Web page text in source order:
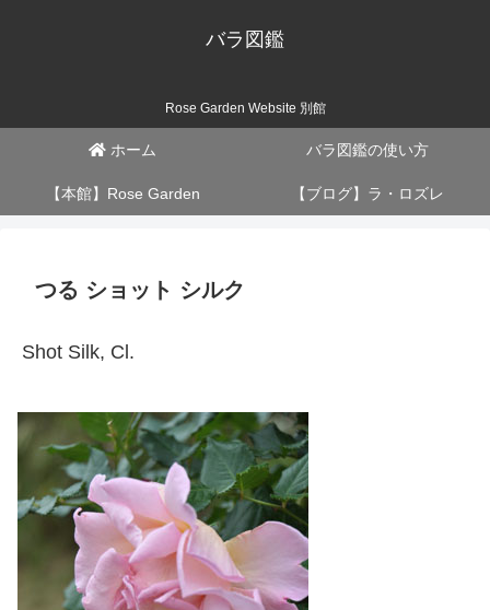
バラ図鑑
Rose Garden Website 別館
ホーム バラ図鑑の使い方
【本館】Rose Garden 【ブログ】ラ・ロズレ
つる ショット シルク
Shot Silk, Cl.